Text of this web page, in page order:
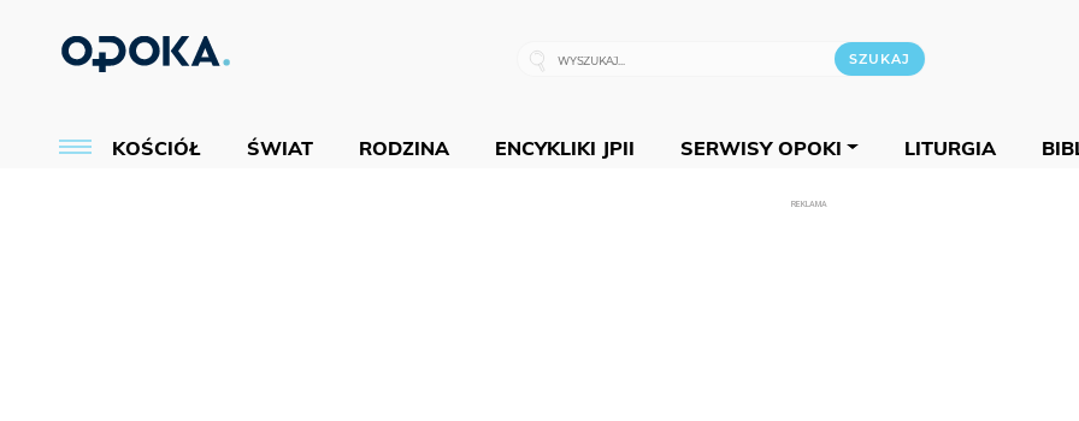
KOŚCIÓŁ ŚWIAT RODZINA ENCYKLIKI JPII SERWISY OPOKI LITURGIA
REKLAMA